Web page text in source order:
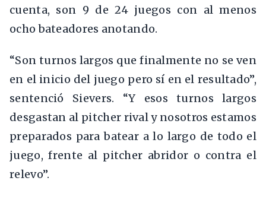
cuenta, son 9 de 24 juegos con al menos
ocho bateadores anotando.
“Son turnos largos que finalmente no se ven
en el inicio del juego pero sí en el resultado”,
sentenció Sievers. “Y esos turnos largos
desgastan al pitcher rival y nosotros estamos
preparados para batear a lo largo de todo el
juego, frente al pitcher abridor o contra el
relevo”.